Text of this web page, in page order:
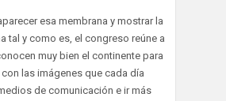
esa membrana y mostrar la
tal y como es, el congreso reúne a
muy bien el continente para
las imágenes que cada día
de comunicación e ir más